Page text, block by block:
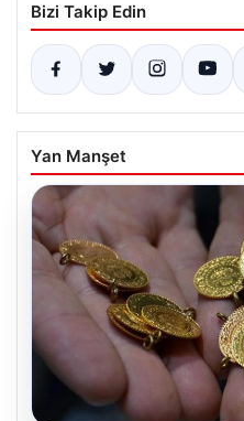
Bizi Takip Edin
Yan Manşet